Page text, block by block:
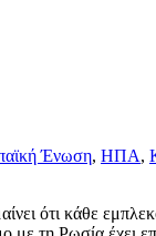
Ένωση, ΗΠΑ,
ότι κάθε